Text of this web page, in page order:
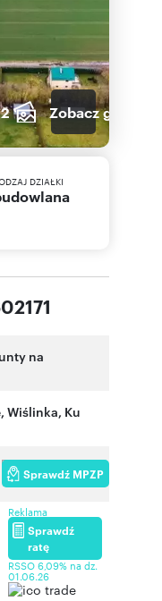
Zobacz galerię
DZIAŁKI
na
, Wiślinka, Ku
Sprawdź MPZP
Reklama
Sprawdź
ratę
RSSO 6,09% na dz.
01.06.26